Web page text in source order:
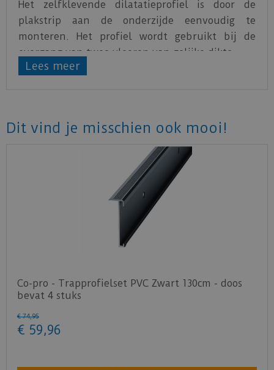
Het zelfklevende dilatatieprofiel is door de
plakstrip aan de onderzijde eenvoudig te
monteren. Het profiel wordt gebruikt bij de
overgang van twee vloeren van gelijke dikte.
Lees meer
Dit vind je misschien ook mooi!
Co-pro - Trapprofielset PVC Zwart 130cm - doos
bevat 4 stuks
€ 74,95
€ 59,96